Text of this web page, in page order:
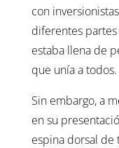
con
diferentes
estaba llena de
que unía a todos.
Sin embargo, a
en su
espina dorsal de